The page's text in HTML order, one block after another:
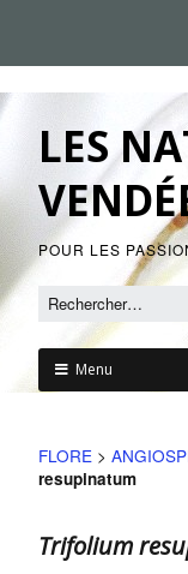
LES
POUR LES
Menu
FLORE >
resupinatum
Trifolium